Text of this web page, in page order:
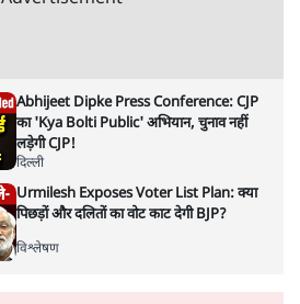
Abhijeet Dipke Press Conference: CJP
का 'Kya Bolti Public' अभियान, चुनाव नहीं
लड़ेगी CJP!
दिल्ली
Urmilesh Exposes Voter List Plan: क्या
पिछड़ों और दलितों का वोट काट देगी BJP?
विश्लेषण